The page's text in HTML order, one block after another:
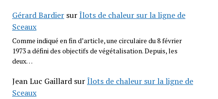
Gérard BardiersurÎlots de chaleur sur la ligne de
Sceaux
Comme indiqué en fin d’article, une circulaire du 8 février
1973 a défini des objectifs de végétalisation. Depuis, les
deux…
Jean Luc GaillardsurÎlots de chaleur sur la ligne de
Sceaux